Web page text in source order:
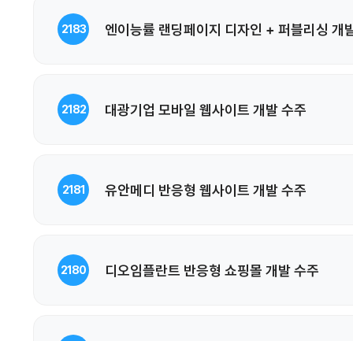
2183 엔이능률 랜딩페이지 디자인 + 퍼블리싱 개
2182 대광기업 모바일 웹사이트 개발 수주
2181 유안메디 반응형 웹사이트 개발 수주
2180 디오임플란트 반응형 쇼핑몰 개발 수주